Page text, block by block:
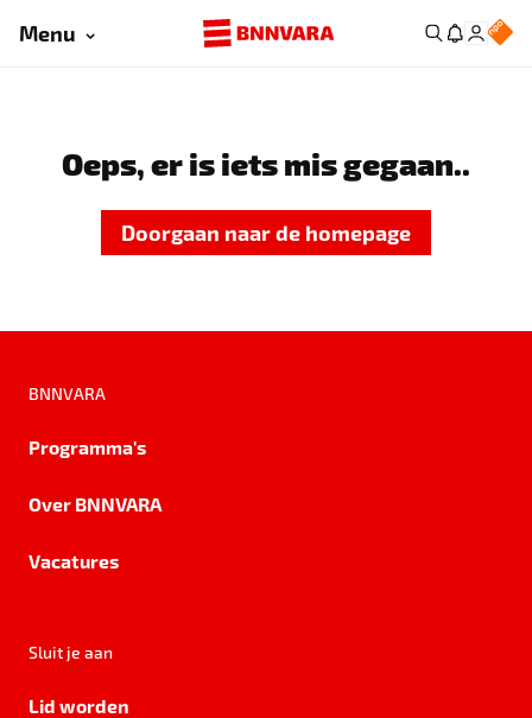
Menu
Oeps, er is iets mis gegaan..
Doorgaan naar de homepage
BNNVARA
Programma's
Over BNNVARA
Vacatures
Sluit je aan
Lid worden